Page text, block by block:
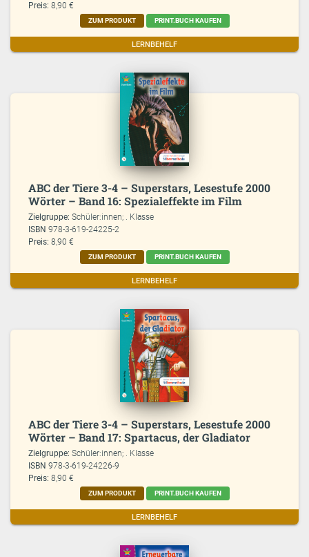
Preis: 8,90 €
ZUM PRODUKT PRINT.BUCH KAUFEN
LERNBEHELF
ABC der Tiere 3-4 – Superstars, Lesestufe 2000
Wörter – Band 16: Spezialeffekte im Film
Zielgruppe:Schüler:innen; . Klasse
ISBN978-3-619-24225-2
Preis: 8,90 €
ZUM PRODUKT PRINT.BUCH KAUFEN
LERNBEHELF
ABC der Tiere 3-4 – Superstars, Lesestufe 2000
Wörter – Band 17: Spartacus, der Gladiator
Zielgruppe:Schüler:innen; . Klasse
ISBN978-3-619-24226-9
Preis: 8,90 €
ZUM PRODUKT PRINT.BUCH KAUFEN
LERNBEHELF